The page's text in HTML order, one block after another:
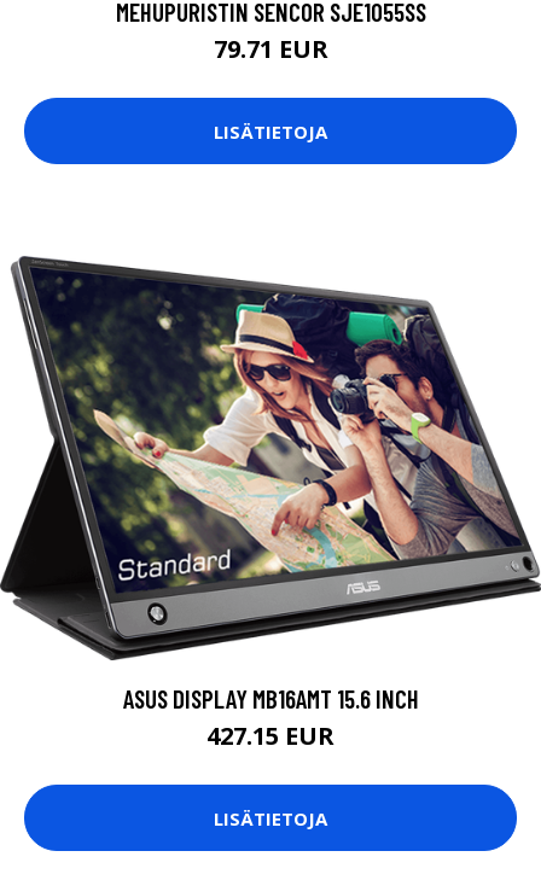
MEHUPURISTIN SENCOR SJE1055SS
79.71 EUR
LISÄTIETOJA
ASUS DISPLAY MB16AMT 15.6 INCH
427.15 EUR
LISÄTIETOJA